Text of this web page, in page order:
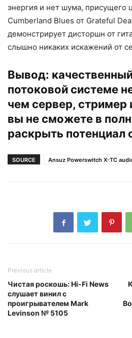
энергия и нет шума, присущего
Cumberland Blues от Grateful
демонстрирует дисторшн от
слышно никаких искажений от
Вывод:
потоковой системе
чем сервер, стример
вы не сможете в
раскрыть потенциал
SOURCE Ansuz Powerswitch X-TC
Previous article
Чистая роскошь: Hi-Fi News
слушает винил с
проигрывателем Mark
Levinson № 5105